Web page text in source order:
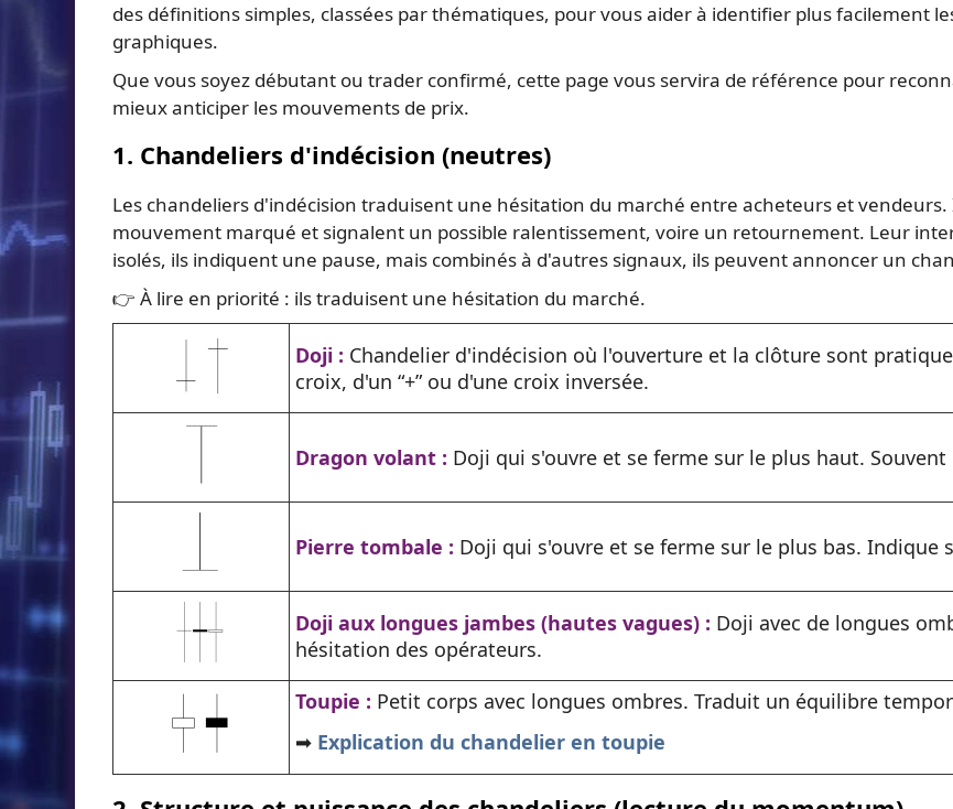
des définitions simples, classées par thématiques, pour vous aider à identifier plus facilement
graphiques.
Que vous soyez débutant ou trader confirmé, cette page vous servira de référence pour
mieux anticiper les mouvements de prix.
1. Chandeliers d'indécision (neutres)
Les chandeliers d'indécision traduisent une hésitation du marché entre acheteurs et
mouvement marqué et signalent un possible ralentissement, voire un retournement. Leur
isolés, ils indiquent une pause, mais combinés à d'autres signaux, ils peuvent annoncer un
👉 À lire en priorité : ils traduisent une hésitation du marché.
Doji : Chandelier d'indécision où l'ouverture et la clôture sont
croix, d'un “+” ou d'une croix inversée.
Dragon volant : Doji qui s'ouvre et se ferme sur le plus haut.
Pierre tombale : Doji qui s'ouvre et se ferme sur le plus bas. Indique
Doji aux longues jambes (hautes vagues) : Doji avec de longues
hésitation des opérateurs.
Toupie : Petit corps avec longues ombres. Traduit un équilibre
➡️ Explication du chandelier en toupie